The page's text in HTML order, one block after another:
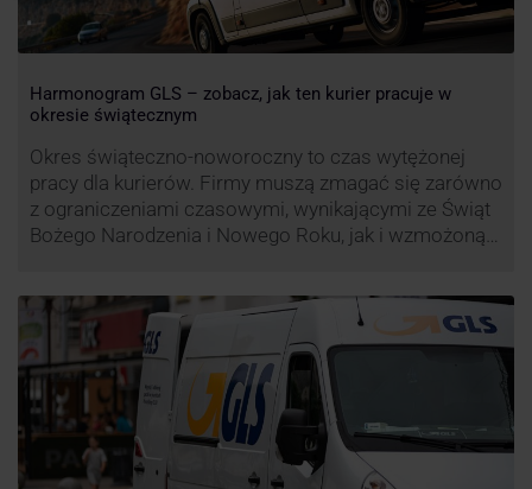
Harmonogram GLS – zobacz, jak ten kurier pracuje w
okresie świątecznym
Okres świąteczno-noworoczny to czas wytężonej
pracy dla kurierów. Firmy muszą zmagać się zarówno
z ograniczeniami czasowymi, wynikającymi ze Świąt
Bożego Narodzenia i Nowego Roku, jak i wzmożoną
firm. Zobacz harmonogram GLS na czas świąteczny!